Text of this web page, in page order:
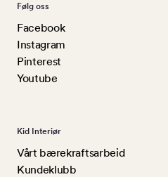
Følg oss
Facebook
Instagram
Pinterest
Youtube
Kid Interiør
Vårt bærekraftsarbeid
Kundeklubb